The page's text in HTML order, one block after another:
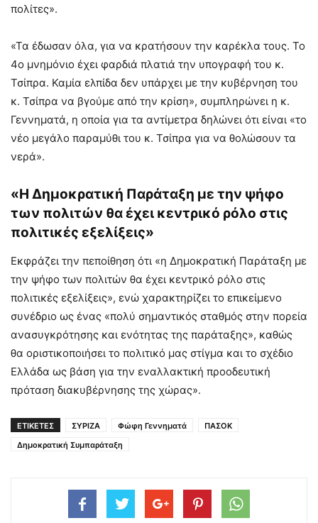
πολίτες».
«Τα έδωσαν όλα, για να κρατήσουν την καρέκλα τους. Το
4ο μνημόνιο έχει φαρδιά πλατιά την υπογραφή του κ.
Τσίπρα. Καμία ελπίδα δεν υπάρχει με την κυβέρνηση του
κ. Τσίπρα να βγούμε από την κρίση», συμπληρώνει η κ.
Γεννηματά, η οποία για τα αντίμετρα δηλώνει ότι είναι «το
νέο μεγάλο παραμύθι του κ. Τσίπρα για να θολώσουν τα
νερά».
«Η Δημοκρατική Παράταξη με την ψήφο
των πολιτών θα έχει κεντρικό ρόλο στις
πολιτικές εξελίξεις»
Εκφράζει την πεποίθηση ότι «η Δημοκρατική Παράταξη με
την ψήφο των πολιτών θα έχει κεντρικό ρόλο στις
πολιτικές εξελίξεις», ενώ χαρακτηρίζει το επικείμενο
συνέδριο ως ένας «πολύ σημαντικός σταθμός στην πορεία
ανασυγκρότησης και ενότητας της παράταξης», καθώς
θα οριστικοποιήσει το πολιτικό μας στίγμα και το σχέδιο
Ελλάδα ως βάση για την εναλλακτική προοδευτική
πρόταση διακυβέρνησης της χώρας».
ΕΤΙΚΕΤΕΣ ΣΥΡΙΖΑ Φώφη Γεννηματά
ΠΑΣΟΚ
Δημοκρατική Συμπαράταξη